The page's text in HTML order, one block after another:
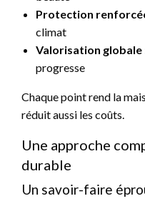
Protection
climat
Valorisation globale
progresse
Chaque point rend la
réduit aussi les coûts.
Une approche
durable
Un savoir-faire